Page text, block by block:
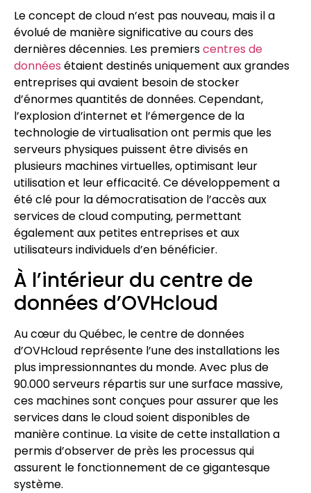
Le concept de cloud n’est pas nouveau, mais il a
évolué de manière significative au cours des
dernières décennies. Les premierscentres de
données étaient destinés uniquement aux grandes
entreprises qui avaient besoin de stocker
d’énormes quantités de données. Cependant,
l’explosion d’internet et l’émergence de la
technologie de virtualisation ont permis que les
serveurs physiques puissent être divisés en
plusieurs machines virtuelles, optimisant leur
utilisation et leur efficacité. Ce développement a
été clé pour la démocratisation de l’accès aux
services de cloud computing, permettant
également aux petites entreprises et aux
utilisateurs individuels d’en bénéficier.
À l’intérieur du centre de
données d’OVHcloud
Au cœur du Québec, le centre de données
d’OVHcloud représente l’une des installations les
plus impressionnantes du monde. Avec plus de
90.000 serveurs répartis sur une surface massive,
ces machines sont conçues pour assurer que les
services dans le cloud soient disponibles de
manière continue. La visite de cette installation a
permis d’observer de près les processus qui
assurent le fonctionnement de ce gigantesque
système.